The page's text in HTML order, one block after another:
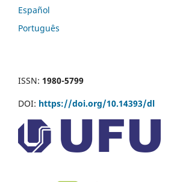
Español
Português
ISSN: 1980-5799
DOI: https://doi.org/10.14393/dl